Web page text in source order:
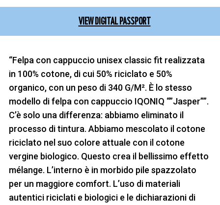
VIEW DIGITAL PASSPORT
“Felpa con cappuccio unisex classic fit realizzata
in 100% cotone, di cui 50% riciclato e 50%
organico, con un peso di 340 G/M². È lo stesso
modello di felpa con cappuccio IQONIQ “”Jasper””.
C’è solo una differenza: abbiamo eliminato il
processo di tintura. Abbiamo mescolato il cotone
riciclato nel suo colore attuale con il cotone
vergine biologico. Questo crea il bellissimo effetto
mélange. L’interno è in morbido pile spazzolato
per un maggiore comfort. L’uso di materiali
autentici riciclati e biologici e le dichiarazioni di